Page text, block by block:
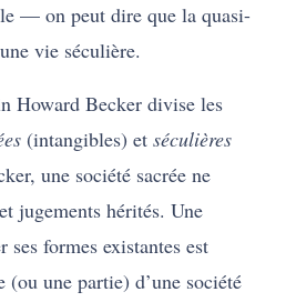
— on peut dire que la quasi-
vie séculière.
Howard Becker divise les
(intangibles) etséculières
une société sacrée ne
jugements hérités. Une
ses formes existantes est
(ou une partie) d’une société